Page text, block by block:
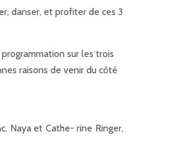
danser, et profiter de ces 3
sur les trois
raisons de venir du côté
Naya et Cathe- rine Ringer,